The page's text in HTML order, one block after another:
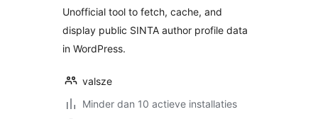
Unofficial tool to fetch, cache, and
display public SINTA author profile data
in WordPress.
valsze
Minder dan 10 actieve installaties